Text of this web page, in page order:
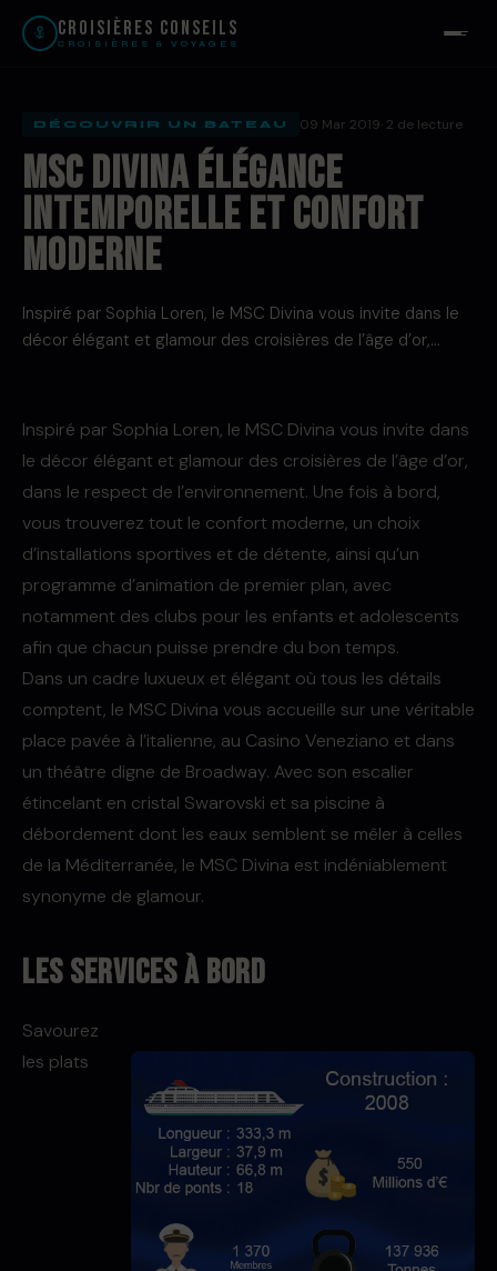
Croisières Conseils
CROISIÈRES & VOYAGES
DÉCOUVRIR UN BATEAU 09 Mar 2019 · 2 de lecture
MSC DIVINA Élégance
intemporelle et confort
moderne
Inspiré par Sophia Loren, le MSC Divina vous invite dans le
décor élégant et glamour des croisières de l’âge d’or,…
Inspiré par Sophia Loren, le MSC Divina vous invite dans
le décor élégant et glamour des croisières de l’âge d’or,
dans le respect de l’environnement. Une fois à bord,
vous trouverez tout le confort moderne, un choix
d’installations sportives et de détente, ainsi qu’un
programme d’animation de premier plan, avec
notamment des clubs pour les enfants et adolescents
afin que chacun puisse prendre du bon temps.
Dans un cadre luxueux et élégant où tous les détails
comptent, le MSC Divina vous accueille sur une véritable
place pavée à l’italienne, au Casino Veneziano et dans
un théâtre digne de Broadway. Avec son escalier
étincelant en cristal Swarovski et sa piscine à
débordement dont les eaux semblent se mêler à celles
de la Méditerranée, le MSC Divina est indéniablement
synonyme de glamour.
Les services à bord
Savourez
les plats